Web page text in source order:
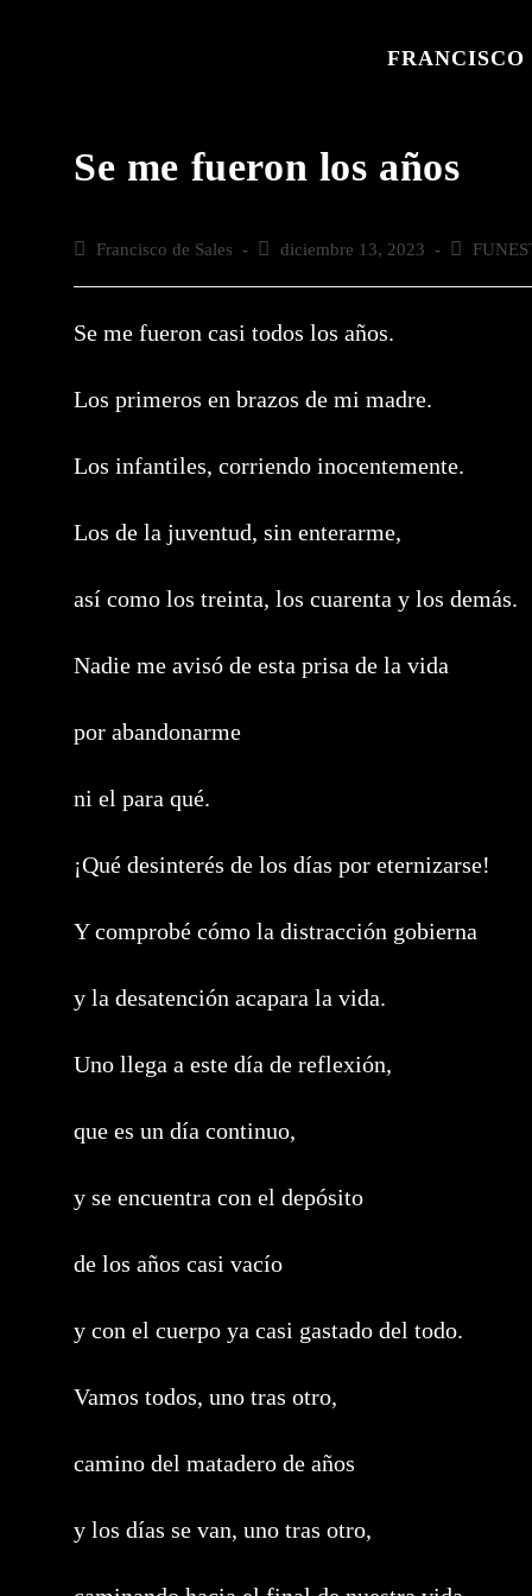
FRANCISCO
Se me fueron los años
Autor
entrada:
Francisco de Sales
Publicación
entrada:
diciembre 13, 2023
Categoría
Se me fueron casi todos los años.
Los primeros en brazos de mi madre.
Los infantiles, corriendo inocentemente.
Los de la juventud, sin enterarme,
así como los treinta, los cuarenta y los demás.
Nadie me avisó de esta prisa de la vida
por abandonarme
ni el para qué.
¡Qué desinterés de los días por eternizarse!
Y comprobé cómo la distracción gobierna
y la desatención acapara la vida.
Uno llega a este día de reflexión,
que es un día continuo,
y se encuentra con el depósito
de los años casi vacío
y con el cuerpo ya casi gastado del todo.
Vamos todos, uno tras otro,
camino del matadero de años
y los días se van, uno tras otro,